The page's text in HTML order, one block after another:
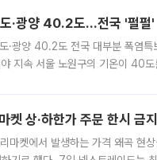
·광양 40.2도…전국 '펄펄'
광양 40.2도 전국 대부분 폭염
지속 서울 노원구의 기온이 40
켓 상·하한가 주문 한시 금지
마켓에서 발생하는 가격 왜곡 현